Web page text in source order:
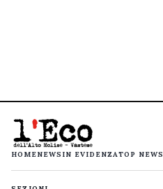
HOMENEWS IN EVIDENZATOP NEWS